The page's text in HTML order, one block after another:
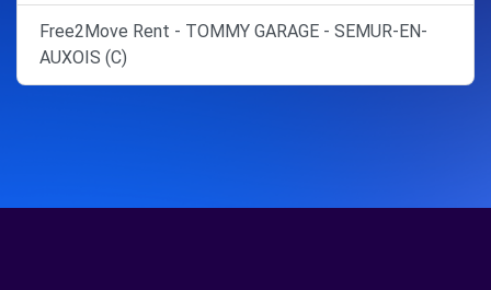
Free2Move Rent - TOMMY GARAGE - SEMUR-EN-
AUXOIS (C)